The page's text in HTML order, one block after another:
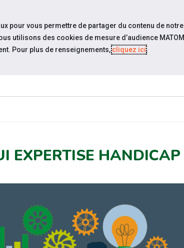
ESPACE
EXPERTISE HANDICAP
pour vous permettre de partager du contenu de
utilisons des cookies de mesure d’audience
Pour plus de renseignements,cliquez ici.